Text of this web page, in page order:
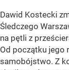
Dawid Kostecki
Śledczego
na pętli z
Od początku jego
samobójstwo. Z